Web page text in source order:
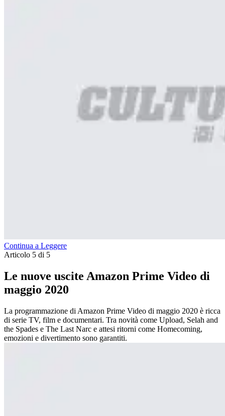
Continua a Leggere
Articolo 5 di 5
Le nuove uscite Amazon Prime Video di
maggio 2020
La programmazione di Amazon Prime Video di maggio 2020 è ricca
di serie TV, film e documentari. Tra novità come Upload, Selah and
the Spades e The Last Narc e attesi ritorni come Homecoming,
emozioni e divertimento sono garantiti.